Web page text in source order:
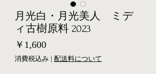
月光白・月光美人 ミデ
ィ古樹原料 2023
￥1,600価
格
消費税込み 配送料について